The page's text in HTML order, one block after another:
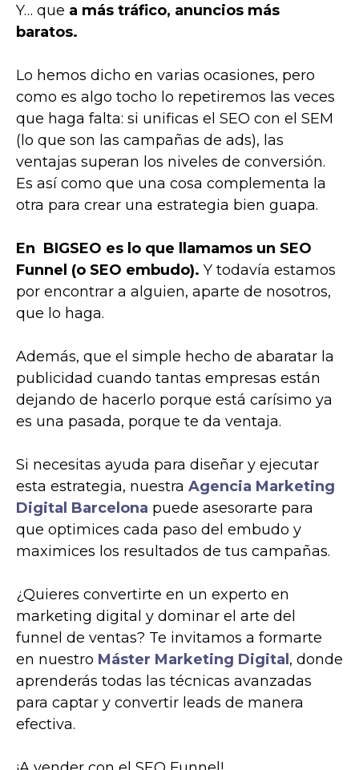
Y… que a más tráfico, anuncios más
baratos.
Lo hemos dicho en varias ocasiones, pero
como es algo tocho lo repetiremos las veces
que haga falta: si unificas el SEO con el SEM
(lo que son las campañas de ads), las
ventajas superan los niveles de conversión.
Es así como que una cosa complementa la
otra para crear una estrategia bien guapa.
En BIGSEO es lo que llamamos un SEO
Funnel (o SEO embudo). Y todavía estamos
por encontrar a alguien, aparte de nosotros,
que lo haga.
Además, que el simple hecho de abaratar la
publicidad cuando tantas empresas están
dejando de hacerlo porque está carísimo ya
es una pasada, porque te da ventaja.
Si necesitas ayuda para diseñar y ejecutar
esta estrategia, nuestra Agencia Marketing
Digital Barcelona puede asesorarte para
que optimices cada paso del embudo y
maximices los resultados de tus campañas.
¿Quieres convertirte en un experto en
marketing digital y dominar el arte del
funnel de ventas? Te invitamos a formarte
en nuestro Máster Marketing Digital, donde
aprenderás todas las técnicas avanzadas
para captar y convertir leads de manera
efectiva.